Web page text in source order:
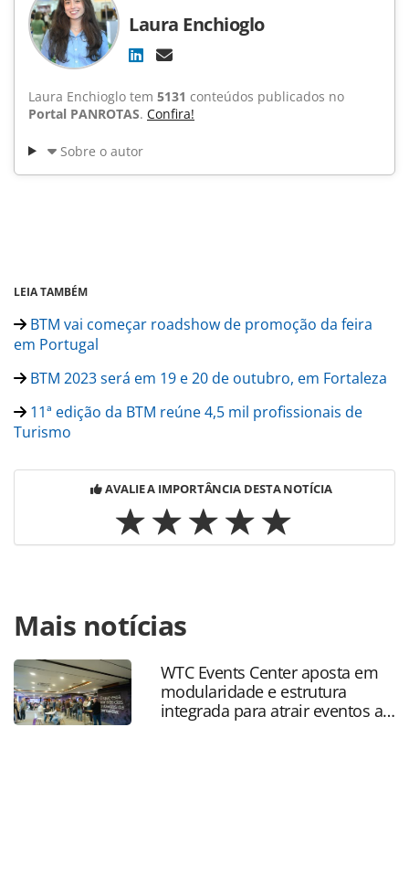
Laura Enchioglo
Laura Enchioglo tem 5131 conteúdos publicados no
Portal PANROTAS. Confira!
Sobre o autor
LEIA TAMBÉM
BTM vai começar roadshow de promoção da feira
em Portugal
BTM 2023 será em 19 e 20 de outubro, em Fortaleza
11ª edição da BTM reúne 4,5 mil profissionais de
Turismo
AVALIE A IMPORTÂNCIA DESTA NOTÍCIA
https://www.panrotas.com.br/mercado/feiras/2023/06/
espera-bater-recorde-de-publico-em-sua-12-ordf-
edicao_197363.html ou as ferramentas oferecidas na
página. Todo o conteúdo produzido pela PANROTAS
Editora é protegido pela legislação brasileira sobre direito
autoral. Não reproduza o conteúdo sem autorização da
Mais notícias
WTC Events Center aposta em
modularidade e estrutura
integrada para atrair eventos a